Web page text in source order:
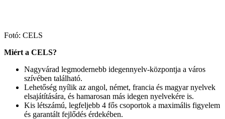
Fotó: CELS
Miért a CELS?
Nagyvárad legmodernebb idegennyelv-központja a város
szívében található.
Lehetőség nyílik az angol, német, francia és magyar nyelvek
elsajátítására, és hamarosan más idegen nyelvekére is.
Kis létszámú, legfeljebb 4 fős csoportok a maximális figyelem
és garantált fejlődés érdekében.